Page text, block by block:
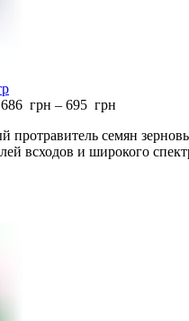
грн – 695 грн
семян
всходов и широкого